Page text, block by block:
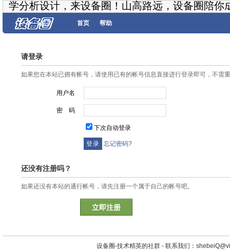
学分析设计，来设备圈！山高路远，设备圈陪你
首页 帮助
请登录
如果您在本站已拥有帐号，请使用已有的帐号信息直接进行登录即可，不需
用户名
密 码
下次自动登录
忘记密码?
还没有注册吗？
如果还没有本站的通行帐号，请先注册一个属于自己的帐号吧。
立即注册
设备圈-技术精英的社群 - 联系我们：